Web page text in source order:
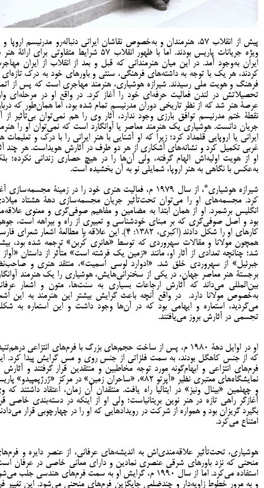
پیش از انقلاب ۵۷، هنرمندان و به‌خصوص نقاشان ایرانی دنباله‌رو مدرنیسم اروپا
ویژه جریانات پاریس بودند. اما با ظهور انقلاب ۵۷ شرایط متفاوتی برای ارائۀ
ایران به‌وجود آمد. در این میان هنرمندانی که قبل و بعد از انقلاب از ایران
کردند، هر یک با توجه به داشته‌های فرهنگی، سنتی و باورهای خود به درک تازه‌ای
فرهنگ و هویت ملی رسیدند. شیرازه هوشیاری، هنرمند مهاجری است که پس از
تحصیلاتش در لندن فعالیت حرفه‌ای خود را آغاز کرد. در واقع او در مرحله‌ای
عرصۀ هنر شد که از نظر تاریخی دوران مدرنیسم تمام شده بود، اما همان‌طور که
نقطۀ ختم مدرنیسم توافق بارزی وجود ندارد، آثار وی را هم نمی‌توان بی‌تأثیر از
جریان دانست. هوشیاری یک هنرمند معاصر یا آوانگارد است که نمی‌توان او را
ایرانی یا اروپایی قلمداد کرد؛ زیرا که او آشنایی با هنر ایرانی را با درک و تعلیمات
غربی تکمیل کرد و نشانه‌های آشکاری از هر دو طرف در آثارش هویداست. هر چند
او از هویت اولیه‌اش الهام گرفته، ولی آن‌ها را در هیچ حصاری زندانی نکرده؛
به‌عکس با نگاهی به هنر اروپا، شمایلی نو به آن بخشیده است.
شیرازه هوشیاری*
، از سال 1979 م، فعالیت هنری خود را در زمینۀ مجسمه‌سازی
کرد. مجسمه‌های او را می‌توان تحت‌تأثیر جریان مجسمه‌سازی دهۀ هشتاد
انگلیس برشمرد. او از همان ابتدا به مضامین و مفاهیم صوفی‌گری و معنوی
بود و اصل صوفی‌گری که بر مبنای خودشناسی و تعبیری از راه و بیراهه است،
کارهای او را شکل دادند (اکبری، 1382: 4). این علاقه با مطالعۀ اشعار شعرای
همچون مولانا و مقالات سهروردی که توسط «هانری کُربن» ترجمه شده بود،
شد؛ چنانچه تعدادی از آثار او، مانند «زمین یک فرشته است» متأثر از داستان «آواز
جبرئیل» از سهروردی خلق شد. «ادوارد لوسی اسمیت»، منتقد هنری و
برجستۀ هنر معاصر جهان، در یکی از سخنرانی‌هایش، هوشیاری را یک هنرمند
بین‌المللی می‌داند که آثارش ارجاعات بسیاری به سنت‌ها، متون و اشعار
به‌خصوص مولانا دارد. در واقع آنچه باعث گرایش بیشتر این هنرمند به این
می‌گردید، استعاره و ایهامی بود که در آن‌ها وجود داشت و این استعاره به
تجسمی در آثارش بروز می‌یافتند.
او در اوایل دهۀ 1980 م، پس از ساخت حجم‌های بزرگ با فرم‌های انتزاعی
که از جنس کاهگل بودند، به سمت فلزاتی از جنس روی و مس گرایش پیدا کرد.
فرم‌های انتزاعی و ابهام‌گونه مورد توجه مخاطبین و منتقدین قرار گرفتند و آثارش
نمایشگاه‌های معتبری نظیر «آپرتو 82»، «ساحران زمین» در مرکز «ژرژپمپیدو»
و چهلمین «بینال ونیز» در ایتالیا راه یافت. منتقدان آن زمان، اعتقاد داشتند که
آغازگر راهی تازه در هنر نوین بریتانیاست؛ ولی او از اینکه در دسته‌بندی خاصی
بگیرد گریزان بود و همواره از شرکت در رویدادهایی که او را در چهارچوبی قرار
امتناع می‌کرد.
هوشیاری، تحت‌تأثیر علاقه‌مندی‌اش به اندیشه‌های عرفانی، از عنصر دایره و
منحنی که نزد باورهای شرقی عنصری نمادین و دارای معانی خاصی در عرفان
استفاده می‌کرد. اما از سال 1990 م، گرایش او به سمت فرم‌های هندسی جلب
و به مرور خطوط زاویه‌دار و چندضلعی جایگزین فرم‌های منحنی می‌شود. این تغییر